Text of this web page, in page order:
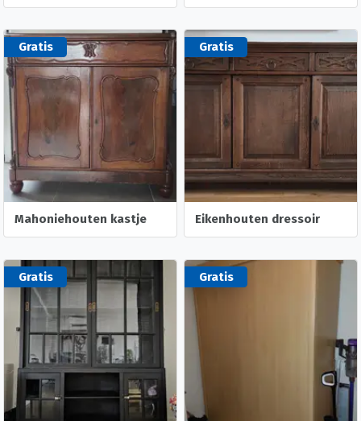
Gratis
Mahoniehouten kastje
Gratis
Eikenhouten dressoir
Gratis Gratis